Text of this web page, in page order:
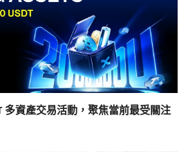
多資產交易活動，聚焦當前最受關注